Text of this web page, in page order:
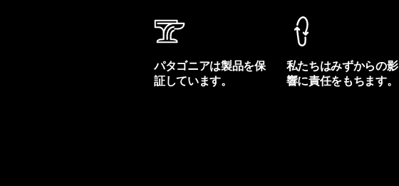
パタゴニアは製品を保
証しています。
私たちはみずからの影
響に責任をもちます。